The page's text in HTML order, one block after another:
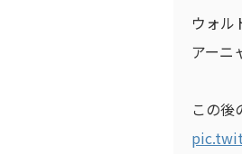
ウォル
アーニ
この後